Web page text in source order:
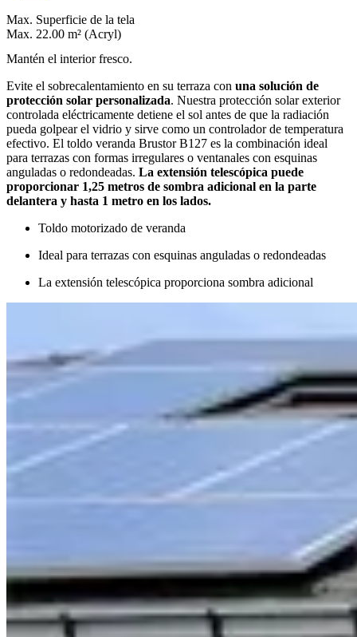
Max. Superficie de la tela
Max. 22.00 m² (Acryl)
Mantén el interior fresco.
Evite el sobrecalentamiento en su terraza con una solución de
protección solar personalizada. Nuestra protección solar exterior
controlada eléctricamente detiene el sol antes de que la radiación
pueda golpear el vidrio y sirve como un controlador de temperatura
efectivo. El toldo veranda Brustor B127 es la combinación ideal
para terrazas con formas irregulares o ventanales con esquinas
anguladas o redondeadas. La extensión telescópica puede
proporcionar 1,25 metros de sombra adicional en la parte
delantera y hasta 1 metro en los lados.
Toldo motorizado de veranda
Ideal para terrazas con esquinas anguladas o redondeadas
La extensión telescópica proporciona sombra adicional